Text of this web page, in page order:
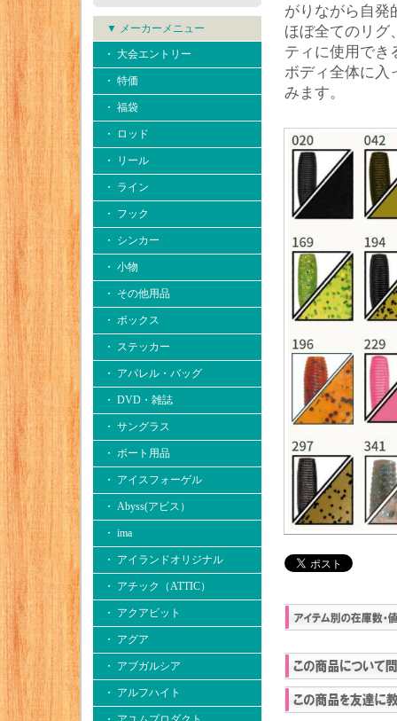
▼ メーカーメニュー
・ 大会エントリー
・ 特価
・ 福袋
・ ロッド
・ リール
・ ライン
・ フック
・ シンカー
・ 小物
・ その他用品
・ ボックス
・ ステッカー
・ アパレル・バッグ
・ DVD・雑誌
・ サングラス
・ ボート用品
・ アイスフォーゲル
・ Abyss(アビス）
・ ima
・ アイランドオリジナル
・ アチック（ATTIC）
・ アクアビット
・ アグア
・ アブガルシア
・ アルフハイト
がりながら自発
ほぼ全てのリグ
ティに使用でき
ボディ全体に入
みます。